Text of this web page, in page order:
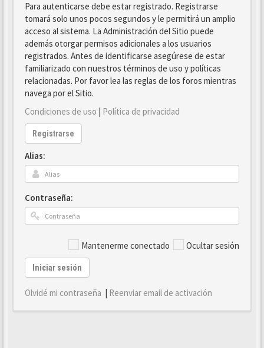
Para autenticarse debe estar registrado. Registrarse
tomará solo unos pocos segundos y le permitirá un amplio
acceso al sistema. La Administración del Sitio puede
además otorgar permisos adicionales a los usuarios
registrados. Antes de identificarse asegúrese de estar
familiarizado con nuestros términos de uso y políticas
relacionadas. Por favor lea las reglas de los foros mientras
navega por el Sitio.
Condiciones de uso | Política de privacidad
Registrarse
Alias:
Contraseña:
Mantenerme conectado Ocultar sesión
Iniciar sesión
Olvidé mi contraseña | Reenviar email de activación